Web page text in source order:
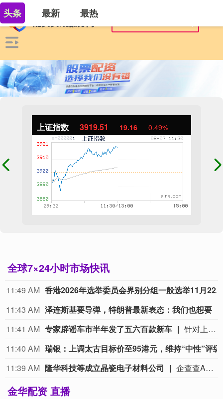
上证指数 3919.51 19.16 0.49%
全球7×24小时市场快讯
11:49 AM
香港2026年选举委员会界别分组
11:43 AM 泽连斯基要导弹，特朗普最新表态：我们也想要
11:41 AM 专家辟谣车市半年发了五六百款新车
针对上半年上市新车超500款的行业热议数据，中国汽车流通协会专家李颜伟今日在社交平台上表示，2026年1-6月国内全新车型仅约165款，市面流传500至600款的说法并不严谨。 李颜伟解释，500多款是车型+各类配置、衍生款的合并统计。“比如新上市一款车型，有三个配置，这可以算作是1款车型，3个款型；如果上半年这165款车型，加上不同配置，或许能有500~600个款型；但是说成500-600款车型就不严谨了。” 此前多家媒体采用宽口径统计，称1-5月新车550款、上半年超600款，引发行业内卷讨论。（一财）
11:40 AM
11:39 AM 隆华科技等成立晶瓷电子材料公司 企查查APP显示，近日，广西晶瓷电子材料有限公司成立，法定代表人为赵光政，注册资本为1000万元，经营范围包含电子专用材料研发；电子专用材料制造；新型陶瓷材料销售；特种陶瓷制品制造；新材料技术研发等。企查查股权穿透显示，该公司由隆华科技(300263)旗下丰联科光电（洛阳）股份有限公司等共同持股。
金华配资 直播
头条 最新 最热